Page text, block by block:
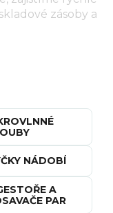
zásoby a
NÁDOBÍ
A
PAR